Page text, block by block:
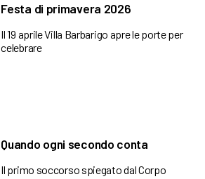
Festa di primavera 2026
Il 19 aprile Villa Barbarigo apre le porte per
celebrare
Quando ogni secondo conta
Il primo soccorso spiegato dal Corpo